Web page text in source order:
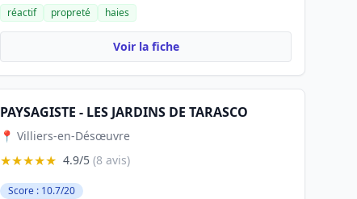
réactif
propreté haies
Voir la fiche
PAYSAGISTE - LES JARDINS DE TARASCO
📍 Villiers-en-Désœuvre
★★★★★ 4.9/5(8 avis)
Score : 10.7/20